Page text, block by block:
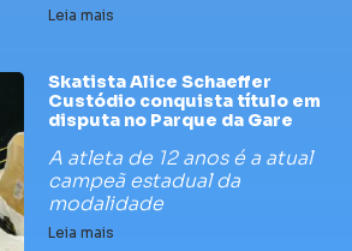
Leia mais
Skatista Alice Schaeffer
Custódio conquista título em
disputa no Parque da Gare
A atleta de 12 anos é a atual
campeã estadual da
modalidade
Leia mais